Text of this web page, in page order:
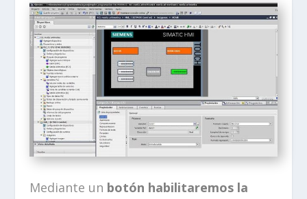
Mediante un botón habilitaremos la